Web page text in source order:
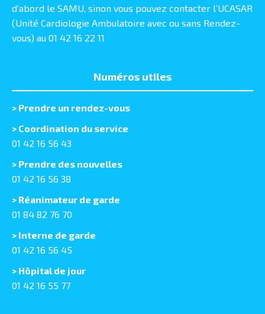
d’abord le SAMU, sinon vous pouvez contacter l’UCASAR
(Unité Cardiologie Ambulatoire avec ou sans Rendez-
vous) au 01 42 16 22 11
Numéros utiles
> Prendre un rendez-vous
> Coordination du service
01 42 16 56 43
> Prendre des nouvelles
01 42 16 56 38
> Réanimateur de garde
01 84 82 76 70
> Interne de garde
01 42 16 56 45
> Hôpital de jour
01 42 16 55 77